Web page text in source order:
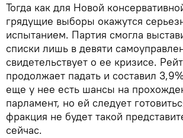
Тогда как для Новой
грядущие выборы окажутся
испытанием. Партия смогла
списки лишь в девяти
свидетельствует о ее кризисе.
продолжает падать и составил
еще у нее есть шансы на
парламент, но ей следует
фракция не будет такой
сейчас.